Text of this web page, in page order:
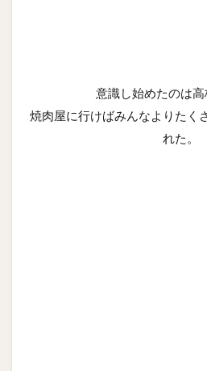
意識し始めたのは高
焼肉屋に行けばみんなよりたく
れた。